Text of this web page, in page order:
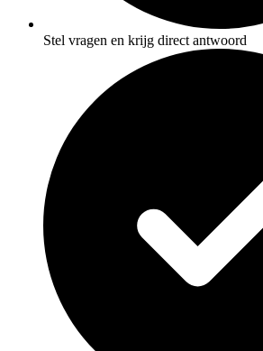
Stel vragen en krijg direct antwoord